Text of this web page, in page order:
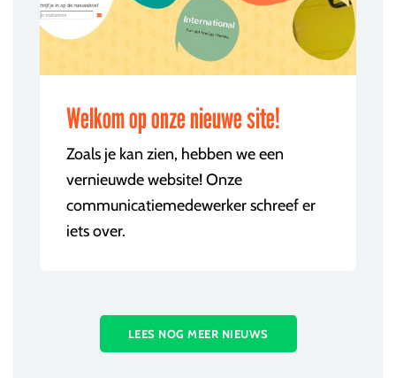
Welkom op onze nieuwe site!
Zoals je kan zien, hebben we een
vernieuwde website! Onze
communicatiemedewerker schreef er
iets over.
LEES NOG MEER NIEUWS